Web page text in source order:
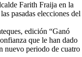
Farith Fraija en la
pasadas elecciones del
edición “Ganó
que le han dado
nuevo periodo de cuatro